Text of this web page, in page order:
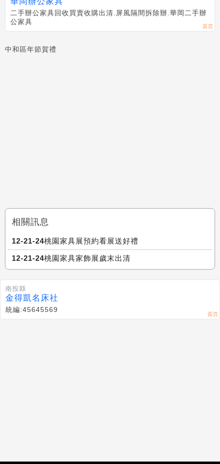
二手辦公家具回收買賣收購出清.屏風隔間拆除辦.華岡二手辦
公家具
中和區年節賀禮
相關訊息
12-21-24桃園家具展預約看展送好禮
12-21-24桃園家具家飾展歲末出清
南投縣
金得凱名床社
統編:45645569